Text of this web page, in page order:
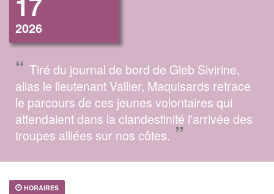
2026
“ Tiré du journal de bord de Gleb Sivirine,
alias le lieutenant Vallier, Maquisards retrace
le parcours de ces jeunes volontaires qui
attendaient dans la clandestinité l'arrivée des
troupes alliées sur nos côtes.”
HORAIRES